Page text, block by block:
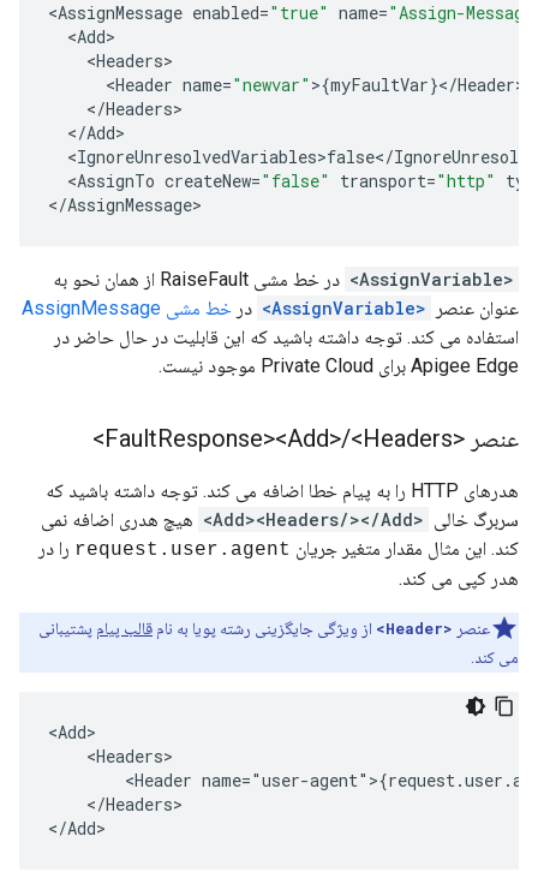
<AssignMessage enabled="true" name="Assign-
<Add
<Headers
<Header name="newvar" >{myFaultVar}</Header
</Headers
</Add
<IgnoreUnresolvedVariables>false</
<AssignTo createNew="false" transport="http"
</AssignMessage>
<AssignVariable>
در خط مشی RaiseFault از همان نحو به
عنوان عنصر
<AssignVariable> در خط مشی AssignMessage
استفاده می کند. توجه داشته باشید که این قابلیت در حال حاضر در
Apigee Edge برای Private Cloud موجود نیست.
عنصر <Fault Response><Add>/<Headers>
هدرهای HTTP را به پیام خطا اضافه می کند. توجه داشته باشید که
سربرگ خالی <Add><Headers/></Add>
هیچ هدری اضافه نمی
کند. این مثال مقدار متغیر جریان request.user.agent را در
هدر کپی می کند.
عنصر <Header> از ویژگی جایگزینی رشته پویا به نام قالب پیام پشتیبانی
می کند.
<Add>
    <Headers>
<Header name="user-
    </Headers>
</Add>